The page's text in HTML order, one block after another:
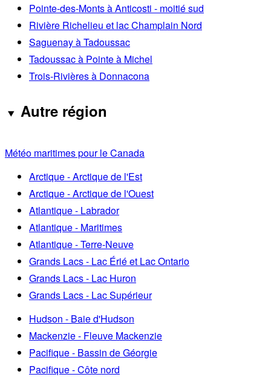
Pointe-des-Monts à Anticosti - moitié sud
Rivière Richelieu et lac Champlain Nord
Saguenay à Tadoussac
Tadoussac à Pointe à Michel
Trois-Rivières à Donnacona
Autre région
Météo maritimes pour le Canada
Arctique - Arctique de l'Est
Arctique - Arctique de l'Ouest
Atlantique - Labrador
Atlantique - Maritimes
Atlantique - Terre-Neuve
Grands Lacs - Lac Érié et Lac Ontario
Grands Lacs - Lac Huron
Grands Lacs - Lac Supérieur
Hudson - Baie d'Hudson
Mackenzie - Fleuve Mackenzie
Pacifique - Bassin de Géorgie
Pacifique - Côte nord